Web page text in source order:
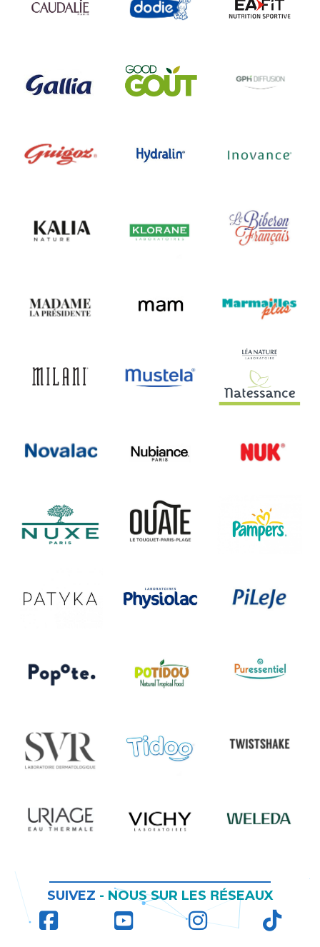
SUIVEZ - NOUS SUR LES RÉSEAUX